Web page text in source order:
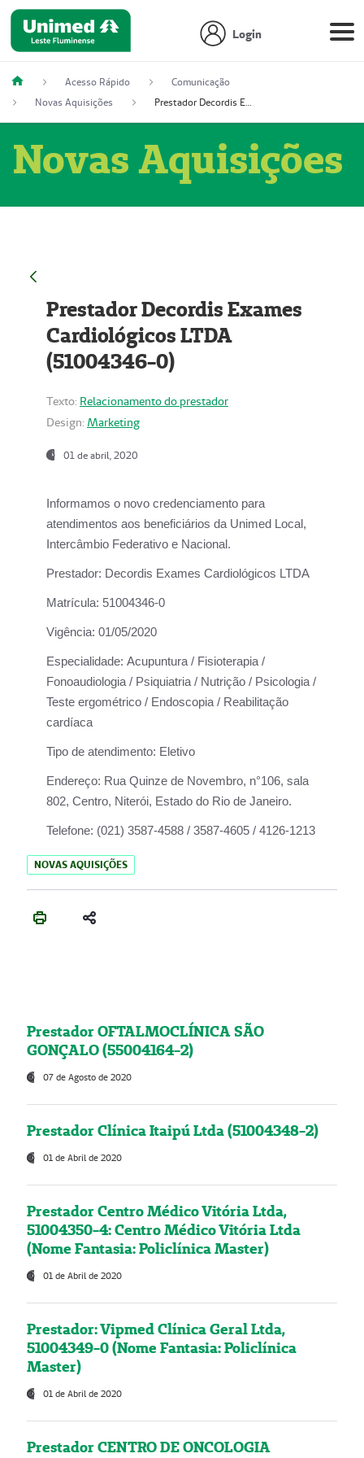
Login
Acesso Rápido
Comunicação
Novas Aquisições
Prestador Decordis Exames Cardiológicos LTDA (51004346-0)
Novas Aquisições
Prestador Decordis Exames
Cardiológicos LTDA
(51004346-0)
Texto: Relacionamento do prestador
Design: Marketing
01 de abril, 2020
Informamos o novo credenciamento para
atendimentos aos beneficiários da Unimed Local,
Intercâmbio Federativo e Nacional.
Prestador: Decordis Exames Cardiológicos LTDA
Matrícula: 51004346-0
Vigência: 01/05/2020
Especialidade: Acupuntura / Fisioterapia /
Fonoaudiologia / Psiquiatria / Nutrição / Psicologia /
Teste ergométrico / Endoscopia / Reabilitação
cardíaca
Tipo de atendimento: Eletivo
Endereço: Rua Quinze de Novembro, n°106, sala
802, Centro, Niterói, Estado do Rio de Janeiro.
Telefone: (021) 3587-4588 / 3587-4605 / 4126-1213
NOVAS AQUISIÇÕES
Prestador OFTALMOCLÍNICA SÃO
GONÇALO (55004164-2)
07 de Agosto de 2020
Prestador Clínica Itaipú Ltda (51004348-2)
01 de Abril de 2020
Prestador Centro Médico Vitória Ltda,
51004350-4: Centro Médico Vitória Ltda
(Nome Fantasia: Policlínica Master)
01 de Abril de 2020
Prestador: Vipmed Clínica Geral Ltda,
51004349-0 (Nome Fantasia: Policlínica
Master)
01 de Abril de 2020
Prestador CENTRO DE ONCOLOGIA